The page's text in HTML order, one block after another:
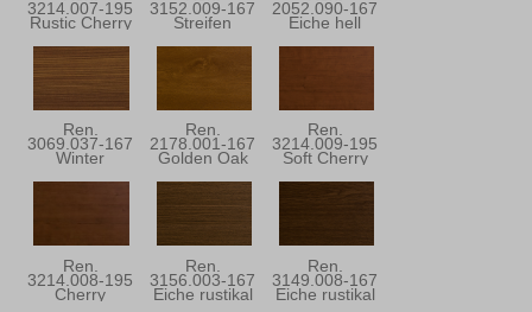
3214.007-195
Rustic Cherry
3152.009-167
Streifen
2052.090-167
Eiche hell
Ren.
3069.037-167
Winter
Ren.
2178.001-167
Golden Oak
Ren.
3214.009-195
Soft Cherry
Ren.
3214.008-195
Cherry
Ren.
3156.003-167
Eiche rustikal
Ren.
3149.008-167
Eiche rustikal